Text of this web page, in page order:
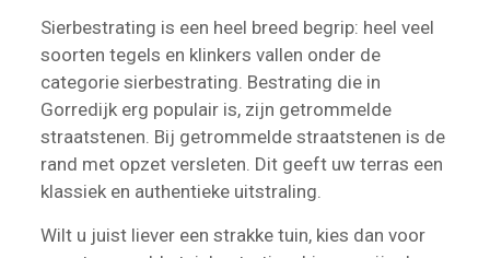
Sierbestrating is een heel breed begrip: heel veel
soorten tegels en klinkers vallen onder de
categorie sierbestrating. Bestrating die in
Gorredijk erg populair is, zijn getrommelde
straatstenen. Bij getrommelde straatstenen is de
rand met opzet versleten. Dit geeft uw terras een
klassiek en authentieke uitstraling.
Wilt u juist liever een strakke tuin, kies dan voor